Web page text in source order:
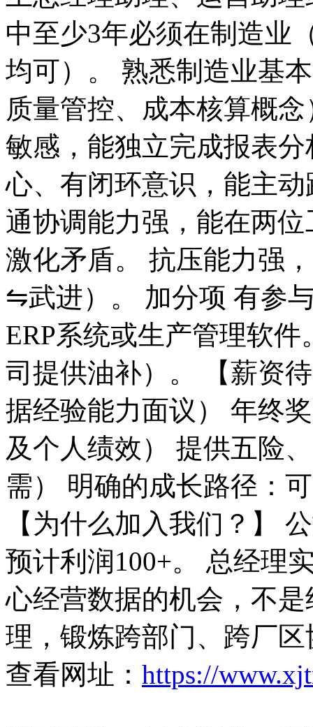
中至少3年必须在制造业
均可）。 熟悉制造业基
质量管控、成本核算概
敏感，能独立完成报表
心、有闭环意识，能主
通协调能力强，能在两
激化矛盾。 抗压能力强
⇋武进）。 加分项 有参
ERP系统或生产管理软
司提供油补）。 【薪资
据经验能力面议） 年终
及个人绩效） 提供五险
需） 明确的成长路径：
【为什么加入我们？】
预计利润100+。 总经理
心经营数据的机会，不
理，锻炼跨部门、跨厂
查看网址： https://